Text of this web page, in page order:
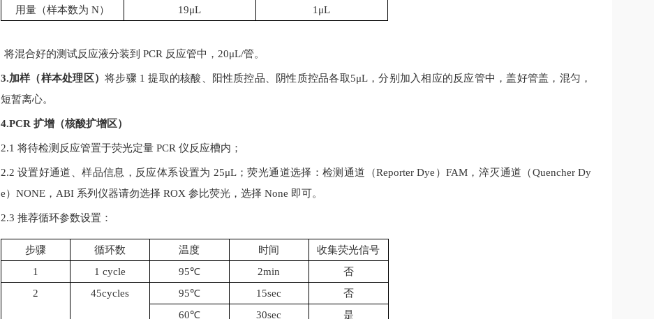
用量（样本数为 N） 19μL 1μL
将混合好的测试反应液分装到 PCR 反应管中， 20μL/管。
3.加样（样本处理区）将步骤 1提取的核酸、阳性质控品、阴性质控品各取5μL，分别加入相应的反应管中，盖好管盖，混匀，
短暂离心。
4.PCR 扩增（核酸扩增区）
2.1 将待检测反应管置于荧光定量 PCR 仪反应槽内；
2.2 设置好通道、样品信息，反应体系设置为 25μL ；荧光通道选择：检测通道（Reporter Dye ）FAM ，淬灭通道（Quencher Dy
e） NONE， ABI 系列仪器请勿选择 ROX 参比荧光，选择 None 即可。
2.3 推荐循环参数设置：
步骤 循环数 温度 时间
收集荧光信号
1
1 cycle 95℃ 2min
否
2
45cycles 95℃ 15sec
否
60℃
30sec 是